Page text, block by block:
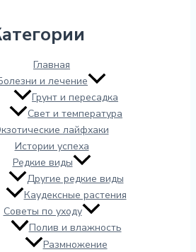
Главная
и лечение
Грунт и пересадка
Свет и температура
лайфхаки
Истории успеха
Редкие виды
Другие редкие виды
Каудексные растения
Советы по уходу
Полив и влажность
Размножение